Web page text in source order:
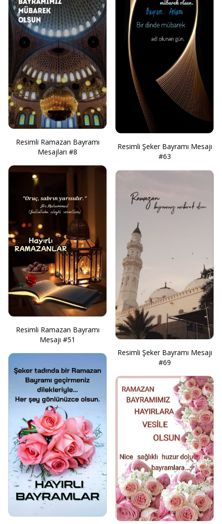
Resimli Ramazan Bayramı
Mesajları #8
Resimli Ramazan Bayramı
Mesajı #51
Resimli Şeker Bayramı Mesajı
#63
Resimli Şeker Bayramı Mesajı
#69